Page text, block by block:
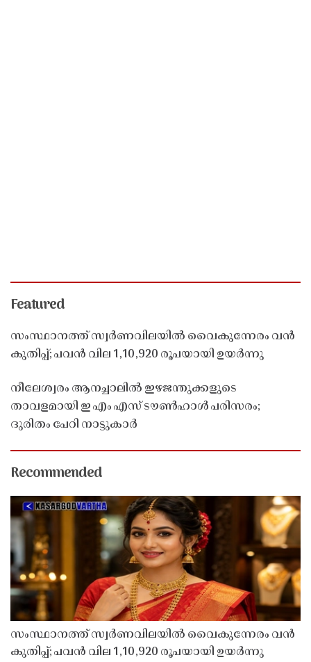
Featured
സംസ്ഥാനത്ത് സ്വർണവിലയിൽ വൈകുന്നേരം വൻ
കുതിപ്പ്; പവൻ വില 1,10,920 രൂപയായി ഉയർന്നു
നീലേശ്വരം ആനച്ചാലിൽ ഇഴജന്തുക്കളുടെ
താവളമായി ഇ എം എസ് ടൗൺഹാൾ പരിസരം;
ദുരിതം പേറി നാട്ടുകാർ
Recommended
സംസ്ഥാനത്ത് സ്വർണവിലയിൽ വൈകുന്നേരം വൻ
കുതിപ്പ്; പവൻ വില 1,10,920 രൂപയായി ഉയർന്നു